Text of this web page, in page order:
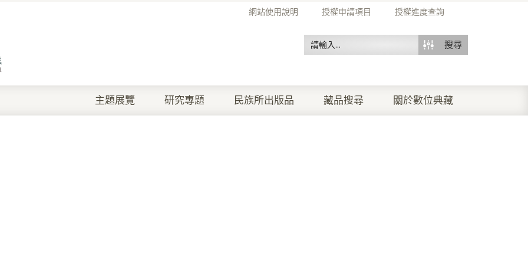
網站使用說明 授權申請項目 授權進度查詢
搜尋
主題展覽 研究專題 民族所出版品 藏品搜尋 關於數位典藏